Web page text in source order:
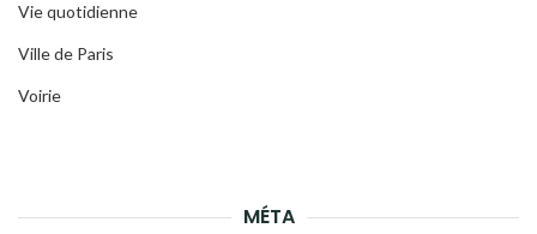
Vie quotidienne
Ville de Paris
Voirie
MÉTA